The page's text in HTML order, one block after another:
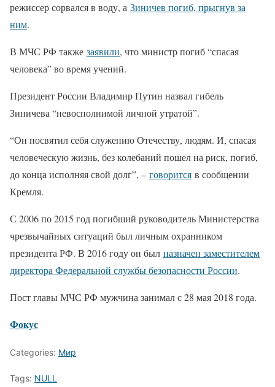
режиссер сорвался в воду, а Зиничев погиб, прыгнув за
ним.
В МЧС РФ также заявили, что министр погиб “спасая
человека” во время учений.
Президент России Владимир Путин назвал гибель
Зиничева “невосполнимой личной утратой”.
“Он посвятил себя служению Отечеству, людям. И, спасая
человеческую жизнь, без колебаний пошел на риск, погиб,
до конца исполняя свой долг”, – говорится в сообщении
Кремля.
С 2006 по 2015 год погибший руководитель Министерства
чрезвычайных ситуаций был личным охранником
президента РФ. В 2016 году он был назначен заместителем
директора Федеральной службы безопасности России.
Пост главы МЧС РФ мужчина занимал с 28 мая 2018 года.
Фокус
Categories: Мир
Tags: NULL